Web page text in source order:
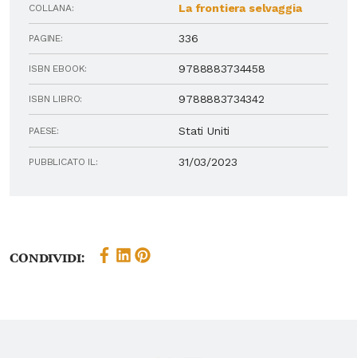
COLLANA: La frontiera selvaggia
PAGINE: 336
ISBN EBOOK: 9788883734458
ISBN LIBRO: 9788883734342
PAESE: Stati Uniti
PUBBLICATO IL: 31/03/2023
Condividi: